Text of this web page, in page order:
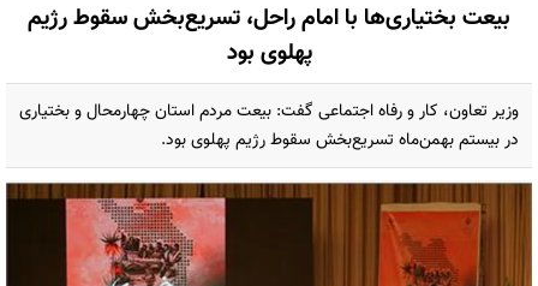
بیعت بختیاری‌ها با امام راحل، تسریع‌بخش سقوط رژیم
پهلوی بود
وزیر تعاون، کار و رفاه اجتماعی گفت: بیعت مردم استان چهارمحال و بختیاری
در بیستم بهمن‌ماه تسریع‌بخش سقوط رژیم پهلوی بود.